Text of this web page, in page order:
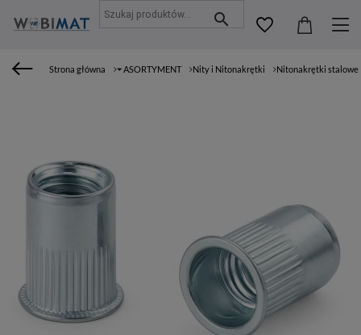
Strona główna ⏷ ASORTYMENT Nity i Nitonakrętki Nitonakrętki stalowe